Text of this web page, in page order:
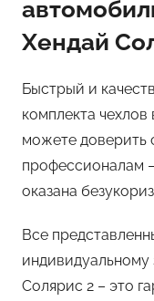
Хендай
Быстрый и
комплекта
можете доверить
профессионалам
оказана
Все
индивидуальному
Солярис 2 – это